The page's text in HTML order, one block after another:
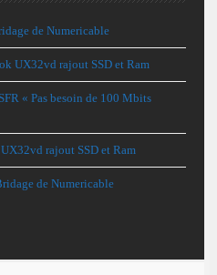
de Numericable
UX32vd rajout SSD et Ram
« Pas besoin de 100 Mbits
rajout SSD et Ram
de Numericable